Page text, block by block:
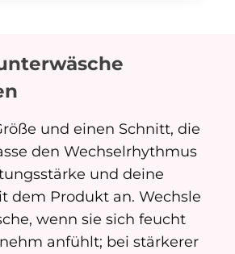
und einen Schnitt, die
den Wechselrhythmus
und deine
dem Produkt an. Wechsle
wenn sie sich feucht
anfühlt; bei stärkerer